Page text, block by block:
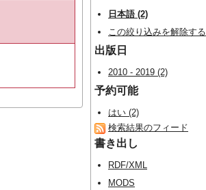
日本語 (2)
この絞り込みを解除する
出版日
2010 - 2019 (2)
予約可能
はい (2)
検索結果のフィード
書き出し
RDF/XML
MODS